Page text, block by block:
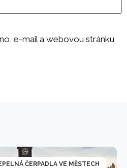
e-mail a webovou stránku
ČERPADLA VE MĚSTECH